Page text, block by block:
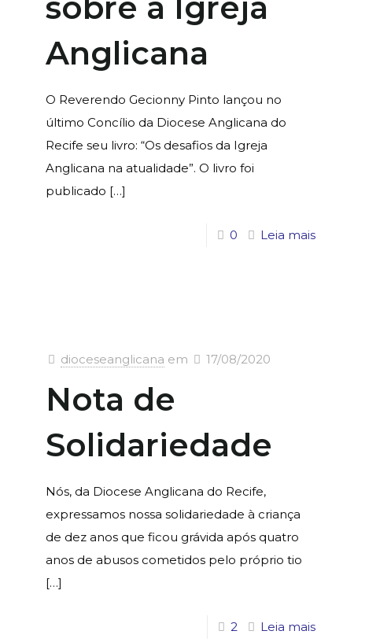
Anglicana
O Reverendo Gecionny Pinto lançou no
último Concílio da Diocese Anglicana do
Recife seu livro: “Os desafios da Igreja
Anglicana na atualidade”. O livro foi
publicado […]
0 Leia mais
dioceseanglicana em 17/08/2020
Nota de
Solidariedade
Nós, da Diocese Anglicana do Recife,
expressamos nossa solidariedade à criança
de dez anos que ficou grávida após quatro
anos de abusos cometidos pelo próprio tio
[…]
2 Leia mais